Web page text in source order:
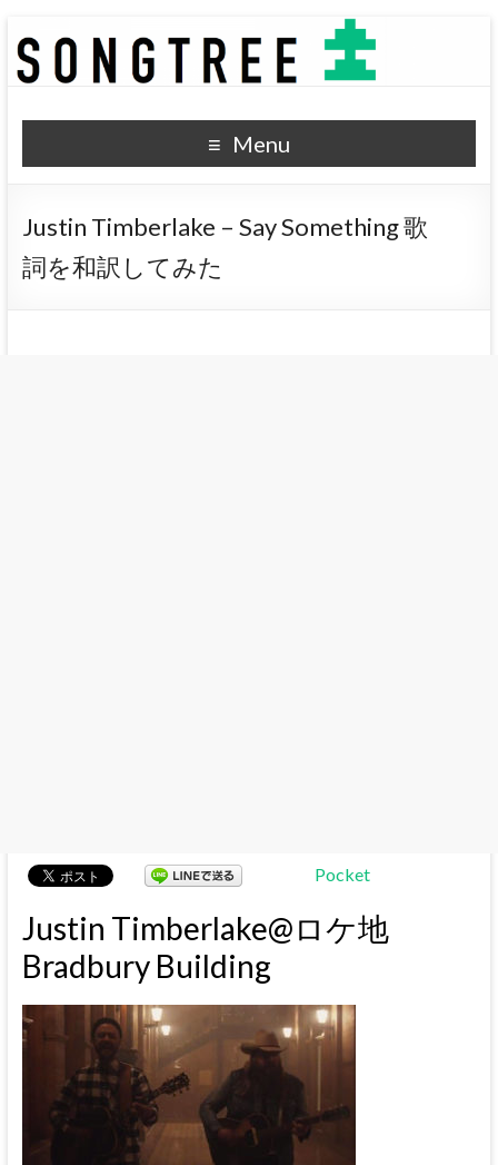
SONGTREE
洋楽歌詞の和訳なら
Menu
Justin Timberlake – Say Something 歌
詞を和訳してみた
Pocket
Justin Timberlake@ロケ地
Bradbury Building